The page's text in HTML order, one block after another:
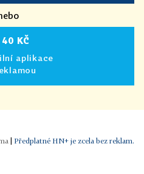
40 KČ
aplikace
Předplatné HN+ je zcela bez reklam.